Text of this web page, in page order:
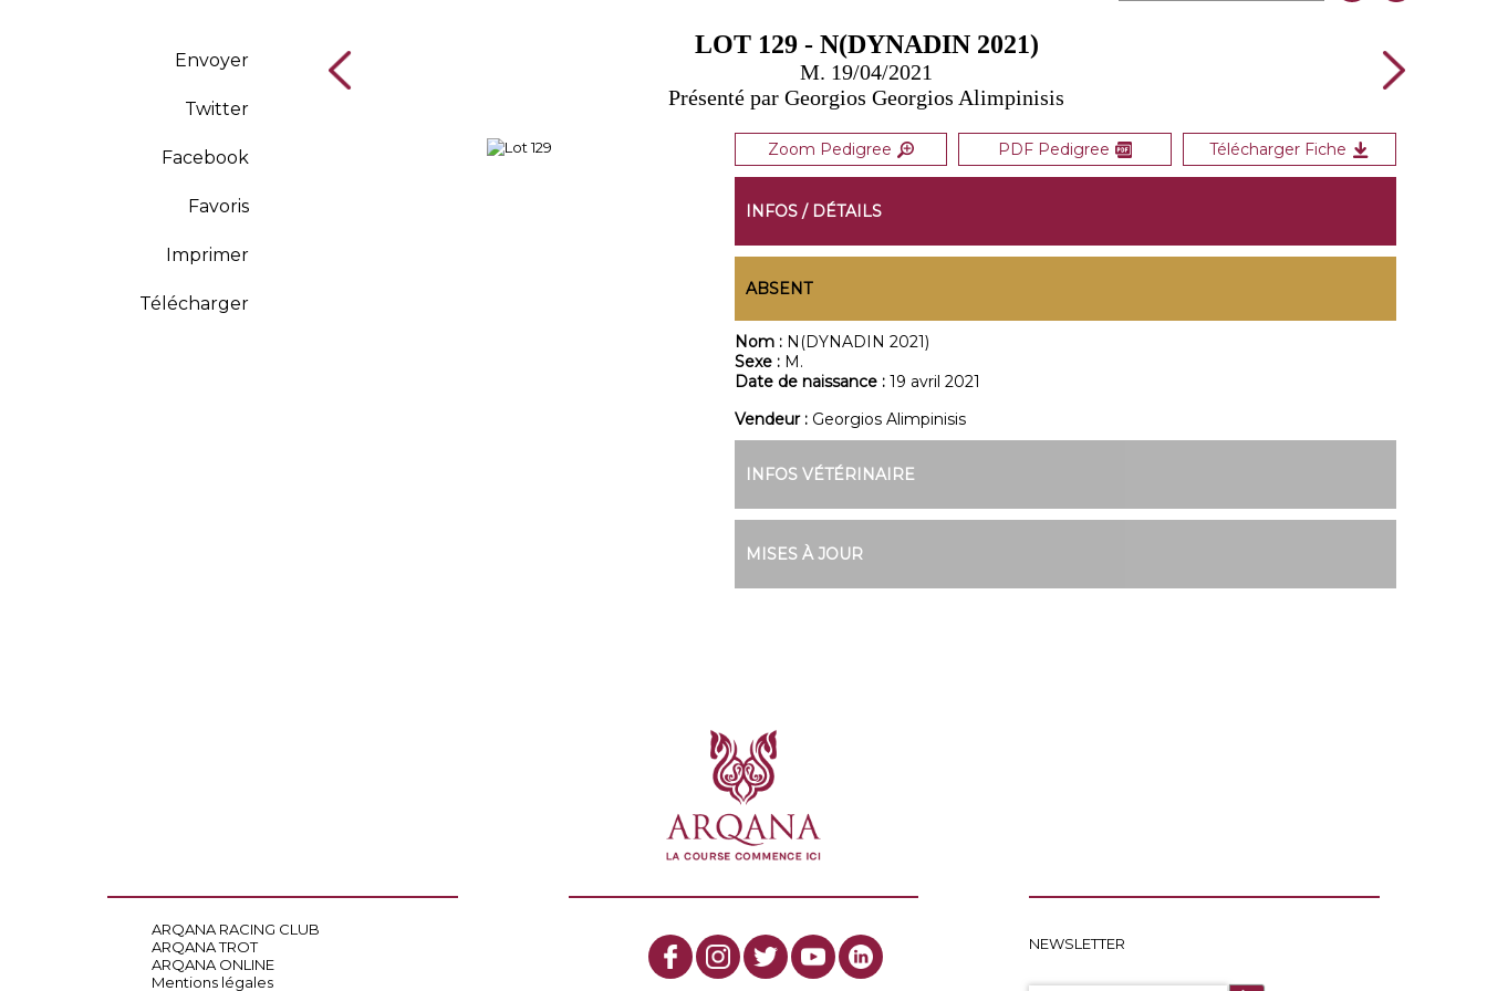
Envoyer
Twitter
Facebook
Favoris
Imprimer
Télécharger
LOT 129 - N(DYNADIN 2021)
M. 19/04/2021
Présenté par Georgios Georgios Alimpinisis
Zoom Pedigree PDF Pedigree Télécharger Fiche
INFOS / DÉTAILS
ABSENT
Nom : N(DYNADIN 2021)
Sexe : M.
Date de naissance : 19 avril 2021
Vendeur : Georgios Alimpinisis
INFOS VÉTÉRINAIRE
MISES À JOUR
ARQANA RACING CLUB
ARQANA TROT
ARQANA ONLINE
Mentions légales
NEWSLETTER